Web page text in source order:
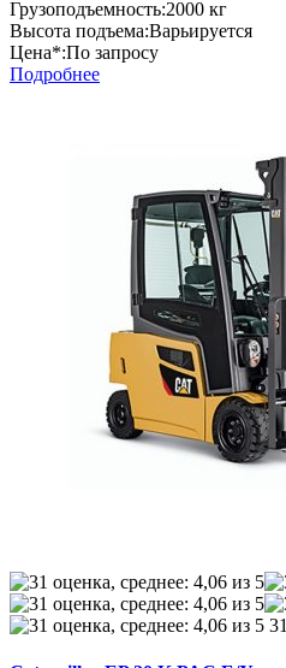
Грузоподъемность:2000 кг
Высота подъема:Варьируется
Цена*:По запросу
Подробнее
31